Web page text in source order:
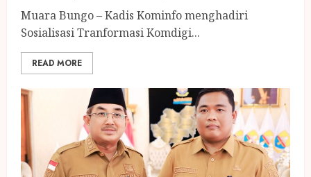
Muara Bungo – Kadis Kominfo menghadiri
Sosialisasi Tranformasi Komdigi...
READ MORE